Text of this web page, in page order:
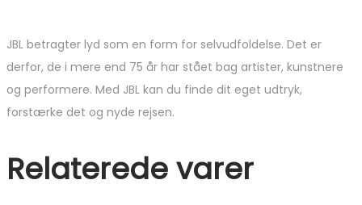
JBL betragter lyd som en form for selvudfoldelse. Det er
derfor, de i mere end 75 år har stået bag artister, kunstnere
og performere. Med JBL kan du finde dit eget udtryk,
forstærke det og nyde rejsen.
Relaterede varer